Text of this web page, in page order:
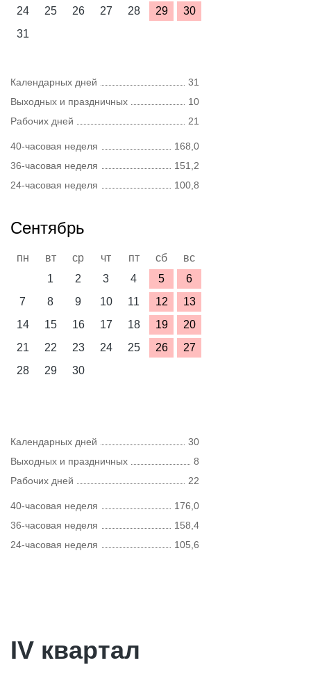
24
25 26 27 28 29
30
31
Календарных дней
31
Выходных и праздничных
10
Рабочих дней
21
40-часовая неделя
168,0
36-часовая неделя
151,2
24-часовая неделя
100,8
Сентябрь
пн вт ср чт пт сб
вс
1
2 3 4 5
6
7
8 9 10 11 12
13
14
15 16 17 18 19
20
21
22 23 24 25 26
27
28
29 30
Календарных дней
30
Выходных и праздничных
8
Рабочих дней
22
40-часовая неделя
176,0
36-часовая неделя
158,4
24-часовая неделя
105,6
IV квартал